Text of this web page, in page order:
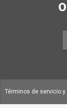
Términos de servicio y